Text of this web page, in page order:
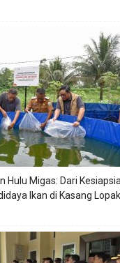
Hulu Migas: Dari
Ikan di Kasang